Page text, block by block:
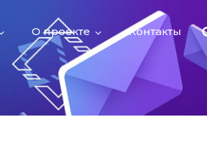
О проекте Контакты